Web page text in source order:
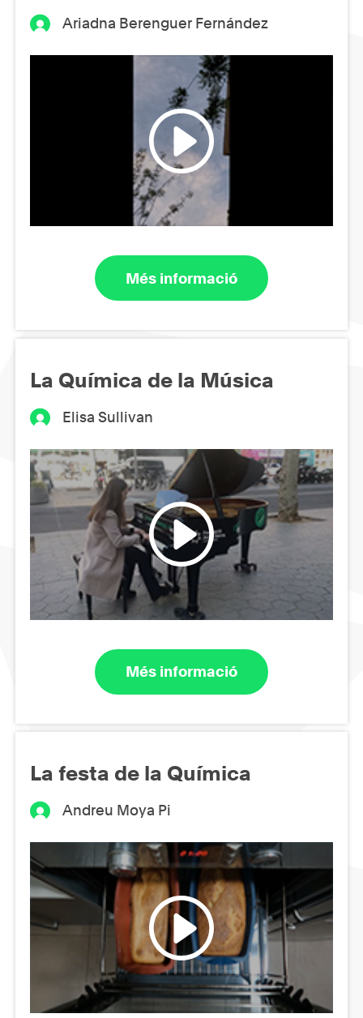
Ariadna Berenguer Fernández
Més informació
La Química de la Música
Elisa Sullivan
Més informació
La festa de la Química
Andreu Moya Pi